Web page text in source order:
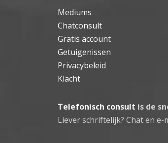
Mediums
Chatconsult
Gratis account
Getuigenissen
Privacybeleid
Klacht
Telefonisch consult is de
Liever schriftelijk? Chat en